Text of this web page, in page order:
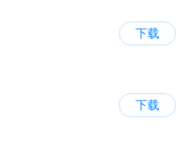
下载
下载